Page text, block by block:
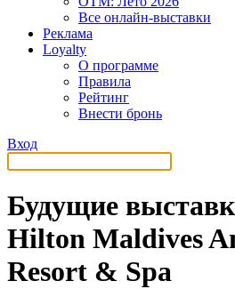
Все онлайн-выставки
Реклама
Loyalty
О программе
Правила
Рейтинг
Внести бронь
Вход
Будущие
Hilton Maldives
Resort & Spa